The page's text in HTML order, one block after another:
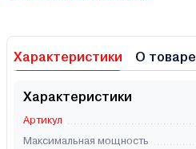
Характеристики О товаре
Характеристики
Артикул
Максимальная мощность